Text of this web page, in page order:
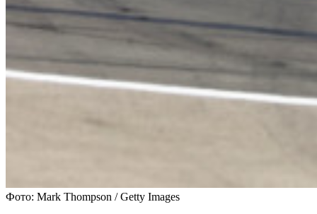
Фото: Mark Thompson / Getty Images